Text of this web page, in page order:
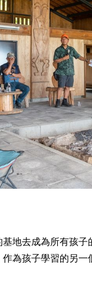
地去成為所有孩
為孩子學習的另